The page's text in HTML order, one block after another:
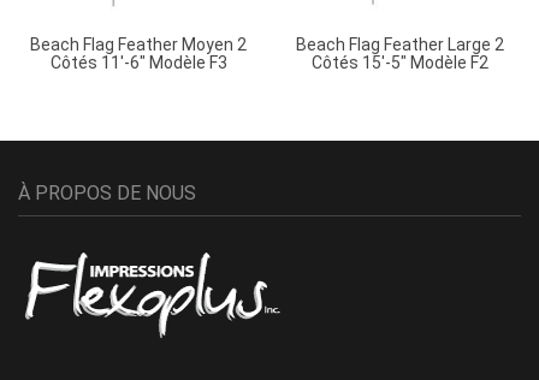
Beach Flag Feather Moyen 2
Côtés 11′-6″ Modèle F3
Beach Flag Feather Large 2
Côtés 15′-5″ Modèle F2
À PROPOS DE NOUS